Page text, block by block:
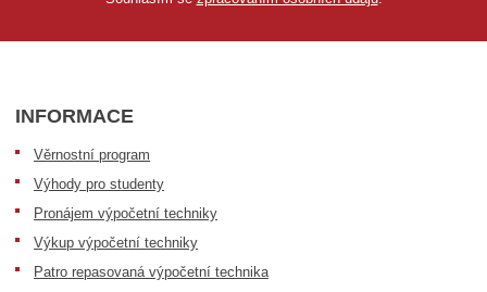
INFORMACE
Věrnostní program
Výhody pro studenty
Pronájem výpočetní techniky
Výkup výpočetní techniky
Patro repasovaná výpočetní technika